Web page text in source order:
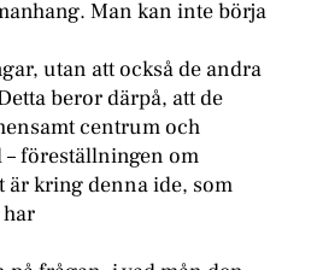
Man kan inte börja
utan att också de andra
beror därpå, att de
centrum och
föreställningen om
är kring denna ide, som